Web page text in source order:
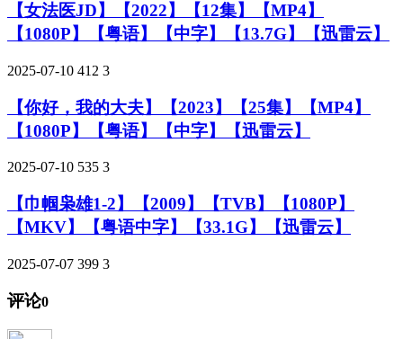
【女法医JD】【2022】【12集】【MP4】
【1080P】【粤语】【中字】【13.7G】【迅雷云】
2025-07-10 412 3
【你好，我的大夫】【2023】【25集】【MP4】
【1080P】【粤语】【中字】【迅雷云】
2025-07-10 535 3
【巾帼枭雄1-2】【2009】【TVB】【1080P】
【MKV】【粤语中字】【33.1G】【迅雷云】
2025-07-07 399 3
评论0